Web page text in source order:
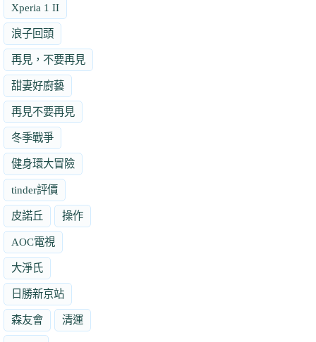
Xperia 1 II
浪子回頭
再見，不要再見
甜妻好廚藝
再見不要再見
冬季戰爭
健身環大冒險
tinder評價
皮諾丘 操作
AOC電視
大淨氏
日勝新京站
森友會 清運